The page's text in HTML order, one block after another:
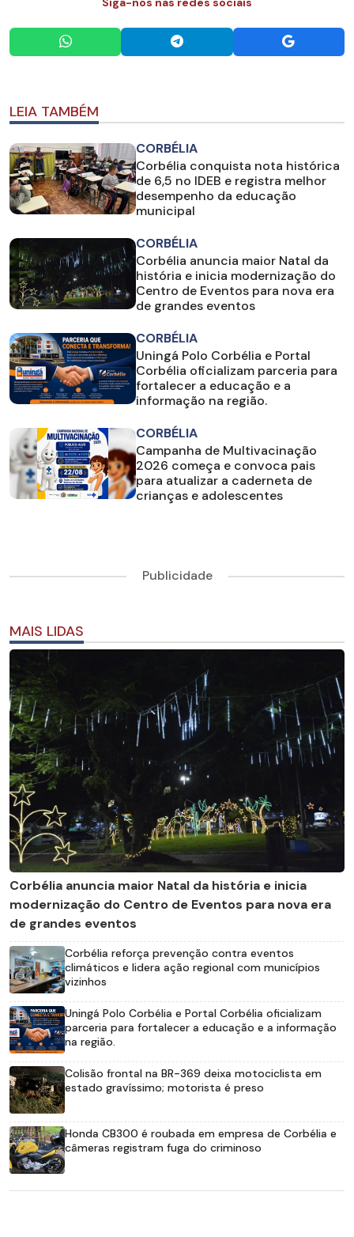
LEIA TAMBÉM
CORBÉLIA
Corbélia conquista nota histórica
de 6,5 no IDEB e registra melhor
desempenho da educação
municipal
CORBÉLIA
Corbélia anuncia maior Natal da
história e inicia modernização do
Centro de Eventos para nova era
de grandes eventos
CORBÉLIA
Uningá Polo Corbélia e Portal
Corbélia oficializam parceria para
fortalecer a educação e a
informação na região.
CORBÉLIA
Campanha de Multivacinação
2026 começa e convoca pais
para atualizar a caderneta de
crianças e adolescentes
Publicidade
MAIS LIDAS
Corbélia anuncia maior Natal da história e inicia
modernização do Centro de Eventos para nova era
de grandes eventos
Corbélia reforça prevenção contra eventos
climáticos e lidera ação regional com municípios
vizinhos
Uningá Polo Corbélia e Portal Corbélia oficializam
parceria para fortalecer a educação e a informação
na região.
Colisão frontal na BR-369 deixa motociclista em
estado gravíssimo; motorista é preso
Honda CB300 é roubada em empresa de Corbélia e
câmeras registram fuga do criminoso